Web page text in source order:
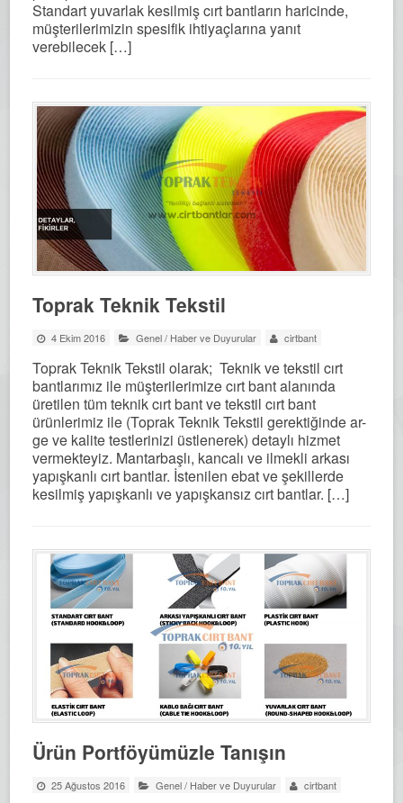
Standart yuvarlak kesilmiş cırt bantların haricinde,
müşterilerimizin spesifik ihtiyaçlarına yanıt
verebilecek […]
Toprak Teknik Tekstil
4 Ekim 2016 Genel/ Haber ve Duyurular cirtbant
Toprak Teknik Tekstil olarak; Teknik ve tekstil cırt
bantlarımız ile müşterilerimize cırt bant alanında
üretilen tüm teknik cırt bant ve tekstil cırt bant
ürünlerimiz ile (Toprak Teknik Tekstil gerektiğinde ar-
ge ve kalite testlerinizi üstlenerek) detaylı hizmet
vermekteyiz. Mantarbaşlı, kancalı ve ilmekli arkası
yapışkanlı cırt bantlar. İstenilen ebat ve şekillerde
kesilmiş yapışkanlı ve yapışkansız cırt bantlar. […]
Ürün Portföyümüzle Tanışın
25 Ağustos 2016 Genel/ Haber ve Duyurular cirtbant